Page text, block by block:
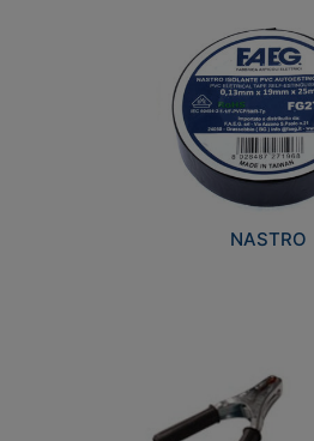
NASTRO